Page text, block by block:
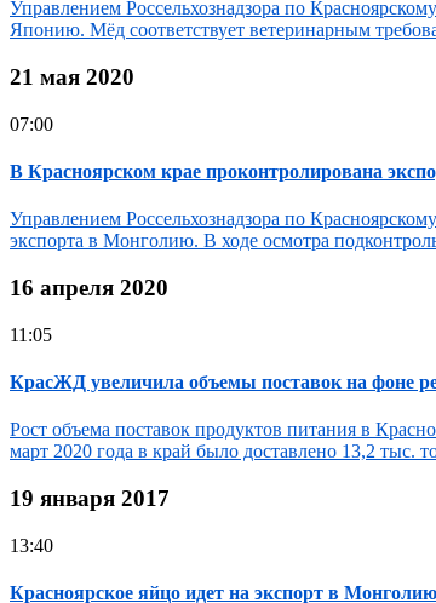
Управлением Россельхознадзора по
Японию. Мёд соответствует ветеринарным
21 мая 2020
07:00
В Красноярском крае проконтролирована
Управлением Россельхознадзора по
экспорта в Монголию. В ходе осмотра
16 апреля 2020
11:05
КрасЖД увеличила объемы поставок на фоне
Рост объема поставок продуктов питания в
март 2020 года в край было доставлено 13,2 тыс.
19 января 2017
13:40
Красноярское яйцо идет на экспорт в Монголию